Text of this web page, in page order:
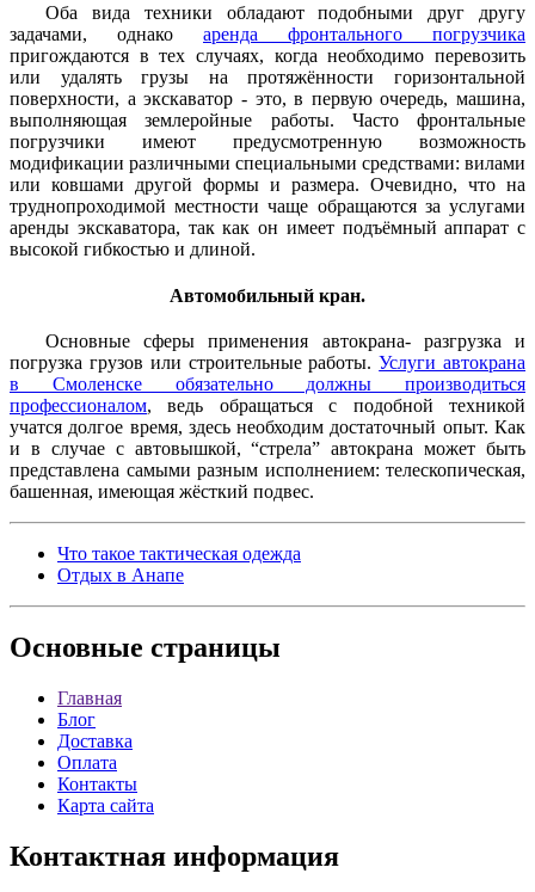
Оба вида техники обладают подобными друг другу
задачами, однако аренда фронтального погрузчика
пригождаются в тех случаях, когда необходимо перевозить
или удалять грузы на протяжённости горизонтальной
поверхности, а экскаватор - это, в первую очередь, машина,
выполняющая землеройные работы. Часто фронтальные
погрузчики имеют предусмотренную возможность
модификации различными специальными средствами: вилами
или ковшами другой формы и размера. Очевидно, что на
труднопроходимой местности чаще обращаются за услугами
аренды экскаватора, так как он имеет подъёмный аппарат с
высокой гибкостью и длиной.
Автомобильный кран.
Основные сферы применения автокрана- разгрузка и
погрузка грузов или строительные работы.Услуги автокрана
в Смоленске обязательно должны производиться
профессионалом, ведь обращаться с подобной техникой
учатся долгое время, здесь необходим достаточный опыт. Как
и в случае с автовышкой, “стрела” автокрана может быть
представлена самыми разным исполнением: телескопическая,
башенная, имеющая жёсткий подвес.
Что такое тактическая одежда
Отдых в Анапе
Основные страницы
Главная
Блог
Доставка
Оплата
Контакты
Карта сайта
Контактная информация